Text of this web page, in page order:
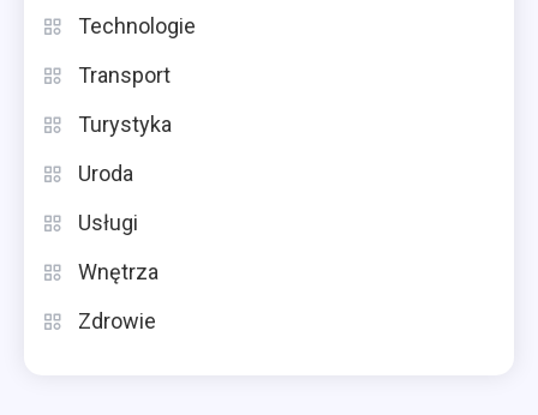
Technologie
Transport
Turystyka
Uroda
Usługi
Wnętrza
Zdrowie